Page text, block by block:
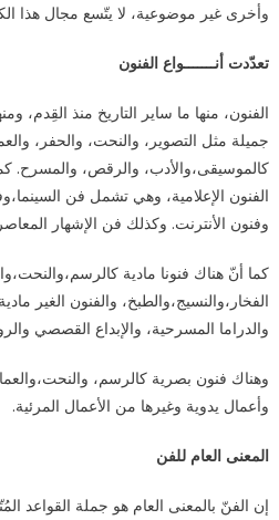
وأخرى غير موضوعية، لا يتّسع مجال هذا
تعدّدت أنـــــــواع الفنون
الفنون، منها ما ساير التاريخ منذ القِدم،
جميلة مثل التصوير، والنحت، والحفر،
كالموسيقى،والأدب، والرقص، والمسرح.
الفنون الإعلامية، وهي تشمل فن
وفنون الأنترنت. وكذلك فن الإشهار
كما أنّ هناك فنونا مادية
الفخار،والنسيج،والطبخ، والفنون الغير
والدراما المسرحية، والإبداع القصصي
وهناك فنون بصرية كالرسم،
وأعمال يدوية وغيرها من الأعمال المرئية.
المعنى العام للفن
إن الفنّ بالمعنى العام هو جملة القواعد